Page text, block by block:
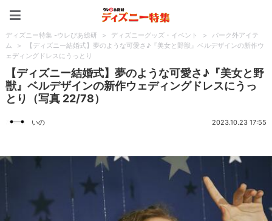
ディズニー特集 -ウレぴあ総研 > ディズニーグッズ・イベント >
パーク外アイテ
ム
>
【ディズニー結婚式】夢のような可愛さ♪『美女と野獣』ベルデザインの新作ウ
ェディングドレスにうっとり
【ディズニー結婚式】夢のような可愛さ♪『美女と野
獣』ベルデザインの新作ウェディングドレスにうっ
とり（写真 22/78）
いの 2023.10.23 17:55